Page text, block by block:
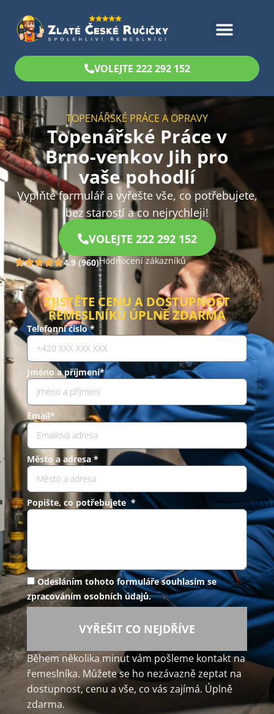
VOLEJTE 222 292 152
TOPENÁŘSKÉ PRÁCE A OPRAVY
Topenářské Práce v
Brno-venkov Jih pro
vaše pohodlí
Vyplňte formulář a vyřešte vše, co potřebujete,
bez starostí a co nejrychleji!
VOLEJTE 222 292 152
4.9 (960)Hodnocení zákazníků
ZJISTĚTE CENU A DOSTUPNOST
ŘEMESLNÍKŮ ÚPLNĚ ZDARMA
Telefonní číslo *
Jméno a příjmení*
Email*
Město a adresa *
Popište, co potřebujete *
Odesláním tohoto formuláře souhlasím se
zpracováním osobních údajů.
VYŘEŠIT CO NEJDŘÍVE
Během několika minut vám pošleme kontakt na
řemeslníka. Můžete se ho nezávazně zeptat na
dostupnost, cenu a vše, co vás zajímá. Úplně
zdarma.